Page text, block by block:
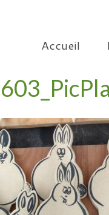
Accueil